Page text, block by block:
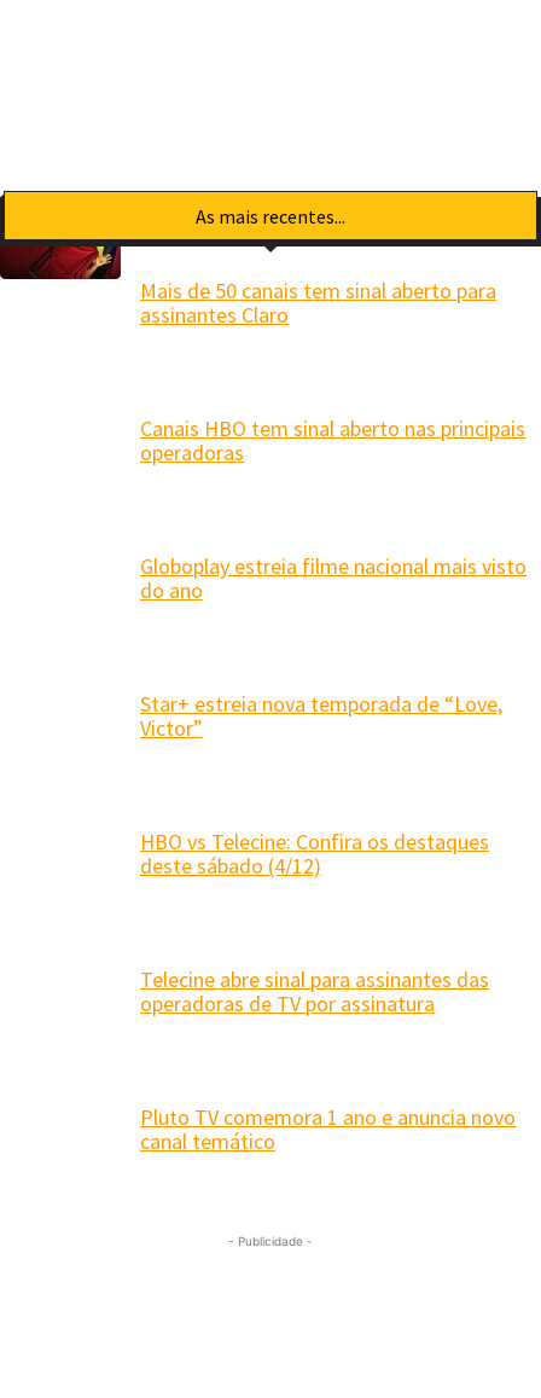
As mais recentes...
Mais de 50 canais tem sinal aberto para
assinantes Claro
Canais HBO tem sinal aberto nas principais
operadoras
Globoplay estreia filme nacional mais visto
do ano
Star+ estreia nova temporada de “Love,
Victor”
HBO vs Telecine: Confira os destaques
deste sábado (4/12)
Telecine abre sinal para assinantes das
operadoras de TV por assinatura
Pluto TV comemora 1 ano e anuncia novo
canal temático
- Publicidade -